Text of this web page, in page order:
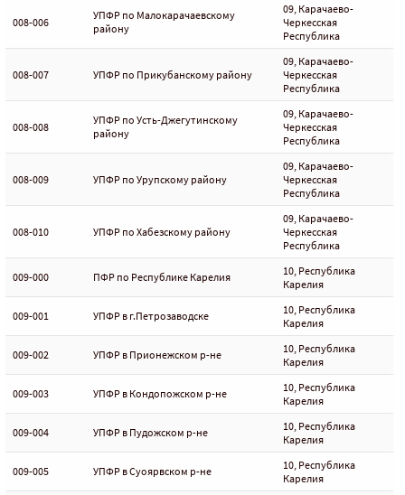
008-006
УПФР по Малокарачаевскому
району
09, Карачаево-
Черкесская
Республика
008-007 УПФР по Прикубанскому району
09, Карачаево-
Черкесская
Республика
008-008
УПФР по Усть-Джегутинскому
району
09, Карачаево-
Черкесская
Республика
008-009 УПФР по Урупскому району
09, Карачаево-
Черкесская
Республика
008-010 УПФР по Хабезскому району
09, Карачаево-
Черкесская
Республика
009-000 ПФР по Республике Карелия
10, Республика
Карелия
009-001 УПФР в г.Петрозаводске
10, Республика
Карелия
009-002 УПФР в Прионежском р-не
10, Республика
Карелия
009-003 УПФР в Кондопожском р-не
10, Республика
Карелия
009-004 УПФР в Пудожском р-не
10, Республика
Карелия
009-005 УПФР в Суоярвском р-не
10, Республика
Карелия